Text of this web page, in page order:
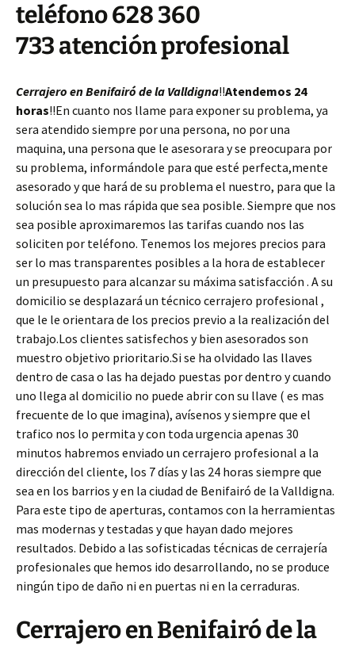
teléfono 628 360
733 atención profesional
Cerrajero en Benifairó de la Valldigna!!Atendemos 24
horas!!En cuanto nos llame para exponer su problema, ya
sera atendido siempre por una persona, no por una
maquina, una persona que le asesorara y se preocupara por
su problema, informándole para que esté perfecta,mente
asesorado y que hará de su problema el nuestro, para que la
solución sea lo mas rápida que sea posible. Siempre que nos
sea posible aproximaremos las tarifas cuando nos las
soliciten por teléfono. Tenemos los mejores precios para
ser lo mas transparentes posibles a la hora de establecer
un presupuesto para alcanzar su máxima satisfacción . A su
domicilio se desplazará un técnico cerrajero profesional ,
que le le orientara de los precios previo a la realización del
trabajo.Los clientes satisfechos y bien asesorados son
muestro objetivo prioritario.Si se ha olvidado las llaves
dentro de casa o las ha dejado puestas por dentro y cuando
uno llega al domicilio no puede abrir con su llave ( es mas
frecuente de lo que imagina), avísenos y siempre que el
trafico nos lo permita y con toda urgencia apenas 30
minutos habremos enviado un cerrajero profesional a la
dirección del cliente, los 7 días y las 24 horas siempre que
sea en los barrios y en la ciudad de Benifairó de la Valldigna.
Para este tipo de aperturas, contamos con la herramientas
mas modernas y testadas y que hayan dado mejores
resultados. Debido a las sofisticadas técnicas de cerrajería
profesionales que hemos ido desarrollando, no se produce
ningún tipo de daño ni en puertas ni en la cerraduras.
Cerrajero en Benifairó de la